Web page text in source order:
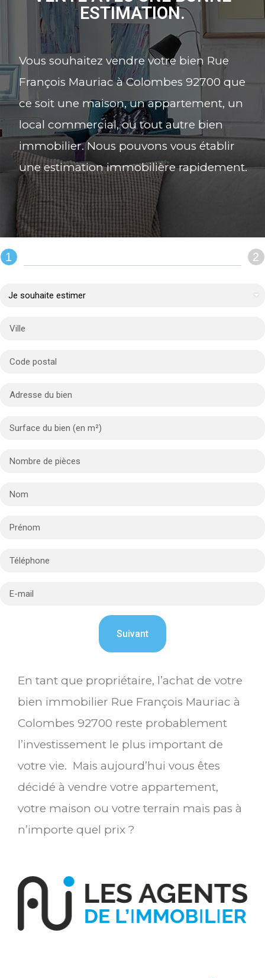
ESTIMATION.
Vous souhaitez vendre votre bien Rue
François Mauriac à Colombes 92700 que
ce soit une maison, un appartement, un
local commercial, ou tout autre bien
immobilier. Nous pouvons vous établir
une estimation immobilière rapidement.
REMPLIR LE FORMULAIRE :
1 2
En tant que propriétaire, l’achat de votre
bien immobilier Rue François Mauriac à
Colombes 92700 reste probablement
l’investissement le plus important de
votre vie. Mais aujourd’hui vous êtes
décidé à vendre votre appartement,
votre maison ou votre terrain mais pas à
n’importe quel prix ?